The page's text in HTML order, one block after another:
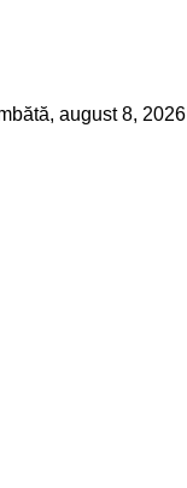
august 8, 2026